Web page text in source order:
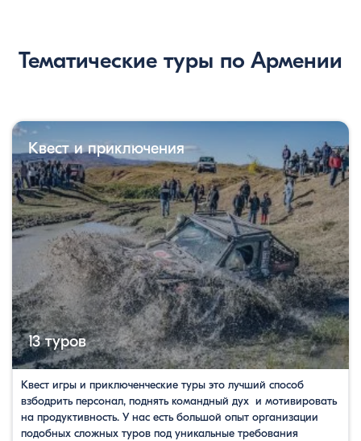
Тематические туры по Армении
Квест и приключения
13 туров
Квест игры и приключенческие туры это лучший способ
взбодрить персонал, поднять командный дух и мотивировать
на продуктивность. У нас есть большой опыт организации
подобных сложных туров под уникальные требования